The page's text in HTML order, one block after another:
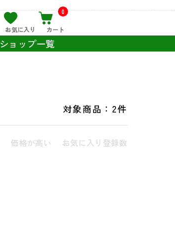
お気に入り
0
カート
ショップ一覧
対象商品： 2件
価格が高い お気に入り登録数